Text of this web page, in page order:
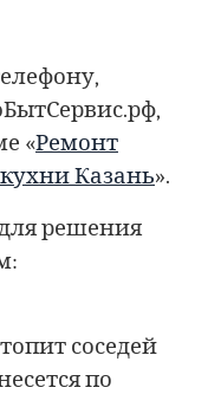
«Ремонт
Казань».
решения
соседей
по